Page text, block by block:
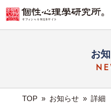
お
TOP » お知らせ » 詳細